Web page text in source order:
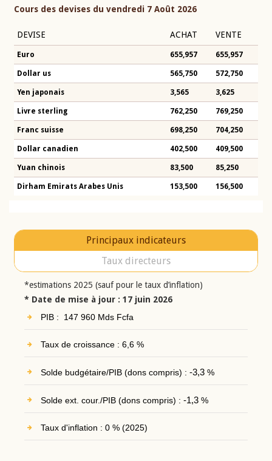
Cours des devises du vendredi 7 Août 2026
DEVISE ACHAT VENTE
Euro 655,957 655,957
Dollar us 565,750 572,750
Yen japonais 3,565 3,625
Livre sterling 762,250 769,250
Franc suisse 698,250 704,250
Dollar canadien 402,500 409,500
Yuan chinois 83,500 85,250
Dirham Emirats Arabes Unis 153,500 156,500
Principaux indicateurs
Taux directeurs
*estimations 2025 (sauf pour le taux d’inflation)
* Date de mise à jour : 17 juin 2026
PIB : 147 960 Mds Fcfa
Taux de croissance : 6,6 %
Solde budgétaire/PIB (dons compris) : -3,3%
Solde ext. cour./PIB (dons compris) : -1,3%
Taux d'inflation : 0 % (2025)